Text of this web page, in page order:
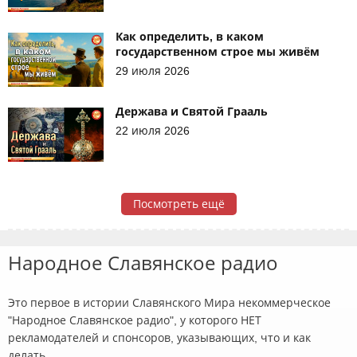
Как определить, в каком
государственном строе мы живём
29 июля 2026
Держава и Святой Грааль
22 июля 2026
Посмотреть ещё
Народное Славянское радио
Это первое в истории Славянского Мира некоммерческое
"Народное Славянское радио", у которого НЕТ
рекламодателей и спонсоров, указывающих, что и как